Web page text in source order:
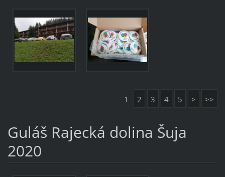
1 2 3 4 5 > >>
Guláš Rajecká dolina Šuja
2020